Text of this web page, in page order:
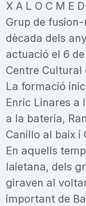
X A L O C M E
Grup de
dècada dels
actuació el 6
Centre Cultural
La formació
Enric Linares a
a la bateria,
Canillo al baix i
En aquells
laietana, dels
giraven al
important de